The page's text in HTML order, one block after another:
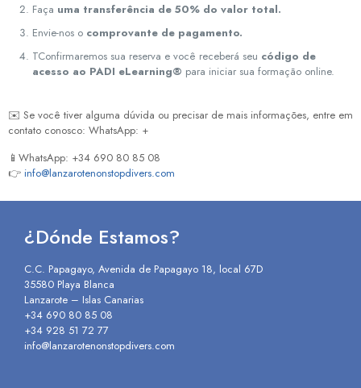
Faça uma transferência de 50% do valor total.
Envie-nos o comprovante de pagamento.
TConfirmaremos sua reserva e você receberá seu código de
acesso ao PADI eLearning® para iniciar sua formação online.
✉️ Se você tiver alguma dúvida ou precisar de mais informações, entre em
contato conosco: WhatsApp: +
📱WhatsApp: +34 690 80 85 08
👉 info@lanzarotenonstopdivers.com
¿Dónde Estamos?
C.C. Papagayo, Avenida de Papagayo 18, local 67D
35580 Playa Blanca
Lanzarote – Islas Canarias
+34 690 80 85 08
+34 928 51 72 77
info@lanzarotenonstopdivers.com